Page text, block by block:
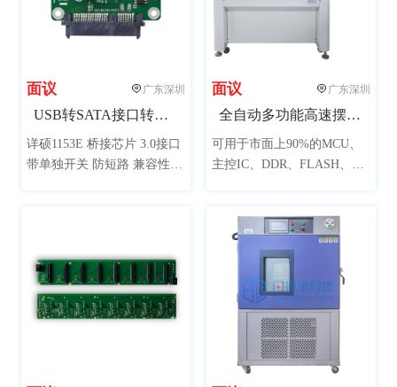
面议 广东深圳
USB转SATA接口转接板（新一代主控兼容性更强）
详硕1153E 桥接芯片 3.0接口
带单独开关 防短路 兼容性
面议 广东深圳
全自动多功能高速摆盘机
可用于市面上90%的MCU、
主控IC、DDR、FLASH、黑
上常用的黑盘或吸塑盘，自
动堆叠摆放，帮助封装测试
厂商解决一机多功能摆盘工